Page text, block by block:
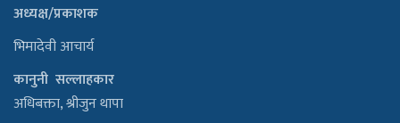
अध्यक्ष/प्रकाशक
भिमादेवी आचार्य
कानुनी सल्लाहकार
अधिबक्ता, श्रीजुन थापा